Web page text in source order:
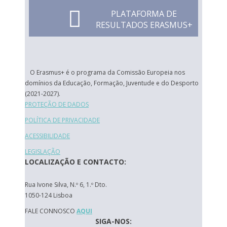
PLATAFORMA DE
RESULTADOS ERASMUS+
O Erasmus+ é o programa da Comissão Europeia nos
domínios da Educação, Formação, Juventude e do Desporto
(2021-2027).
PROTEÇÃO DE DADOS
POLÍTICA DE PRIVACIDADE
ACESSIBILIDADE
LEGISLAÇÃO
LOCALIZAÇÃO E CONTACTO:
Rua Ivone Silva, N.º 6, 1.º Dto.
1050-124 Lisboa
FALE CONNOSCO AQUI
SIGA-NOS: